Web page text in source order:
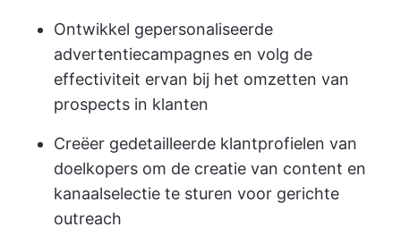
Ontwikkel gepersonaliseerde
advertentiecampagnes en volg de
effectiviteit ervan bij het omzetten van
prospects in klanten
Creëer gedetailleerde klantprofielen van
doelkopers om de creatie van content en
kanaalselectie te sturen voor gerichte
outreach